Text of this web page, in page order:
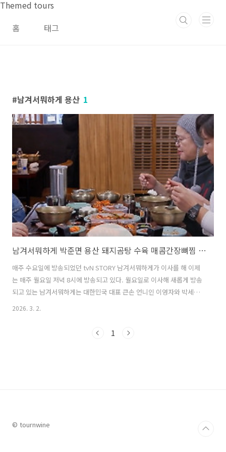
본문 바로가기
Themed tours
홈
태그
남겨서뭐하게 용산 1
남겨서뭐하게 박준면 용산 돼지곰탕 수육 매콤간장뼈찜 맛집 위치 및 방문팁
매주 수요일에 방송되었던 tvN STORY 남겨서뭐하게가 이사를 해 이제
는 매주 월요일 저녁 8시에 방송되고 있다. 월요일로 이사해 새롭게 방송
되고 있는 남겨서뭐하게는 대한민국 대표 큰손 언니인 이영자와 박세리
가 열심히 살아온 이들을 위해 맛있는 쉼을 제공하는 예능프로그램으로
주 남겨서뭐하게에 초대된 게스트는 영자와 박세리도 인정한 차세대 맛
2026. 3. 2.
1
© tournwine